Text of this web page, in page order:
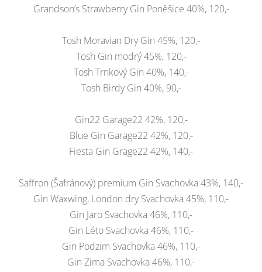
Grandson’s Strawberry Gin Poněšice 40%, 120,-
Tosh Moravian Dry Gin 45%, 120,-
Tosh Gin modrý 45%, 120,-
Tosh Trnkový Gin 40%, 140,-
Tosh Birdy Gin 40%, 90,-
Gin22 Garage22 42%, 120,-
Blue Gin Garage22 42%, 120,-
Fiesta Gin Grage22 42%, 140,-
Saffron (Šafránový) premium Gin Svachovka 43%, 140,-
Gin Waxwing, London dry Svachovka 45%, 110,-
Gin Jaro Svachovka 46%, 110,-
Gin Léto Svachovka 46%, 110,-
Gin Podzim Svachovka 46%, 110,-
Gin Zima Svachovka 46%, 110,-